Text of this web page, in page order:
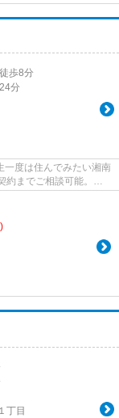
歩8分
分
度は住んでみたい湘南
までご相談可能。
１丁目